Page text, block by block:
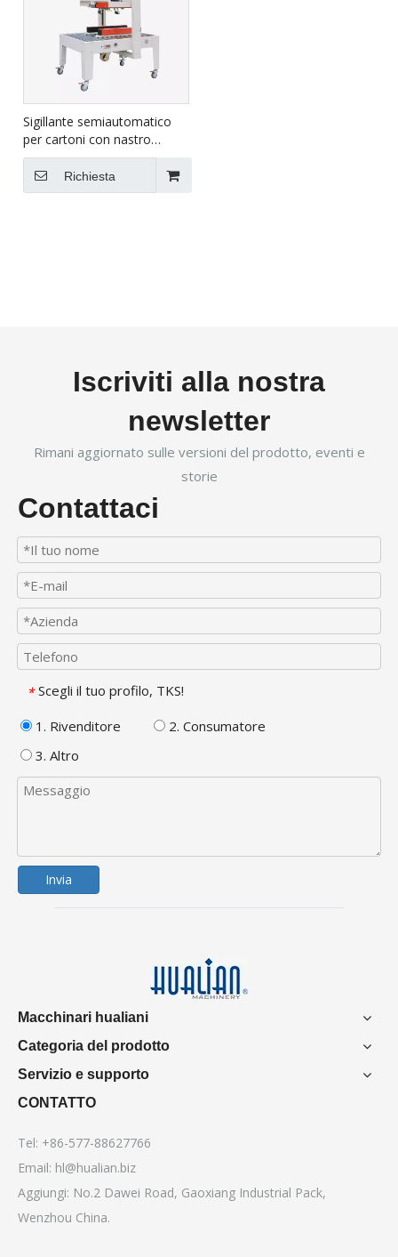
Sigillante semiautomatico
per cartoni con nastro
adesivo per cartoni grandi
FXJ-8070BRichiesta
Iscriviti alla nostra
newsletter
Rimani aggiornato sulle versioni del prodotto, eventi e
storie
Contattaci
* Scegli il tuo profilo, TKS!
1. Rivenditore
2. Consumatore
3. Altro
Invia
Macchinari hualiani
Categoria del prodotto
Servizio e supporto
CONTATTO
Tel: +86-577-88627766
Email: hl@hualian.biz
Aggiungi: No.2 Dawei Road, Gaoxiang Industrial Pack,
Wenzhou China.